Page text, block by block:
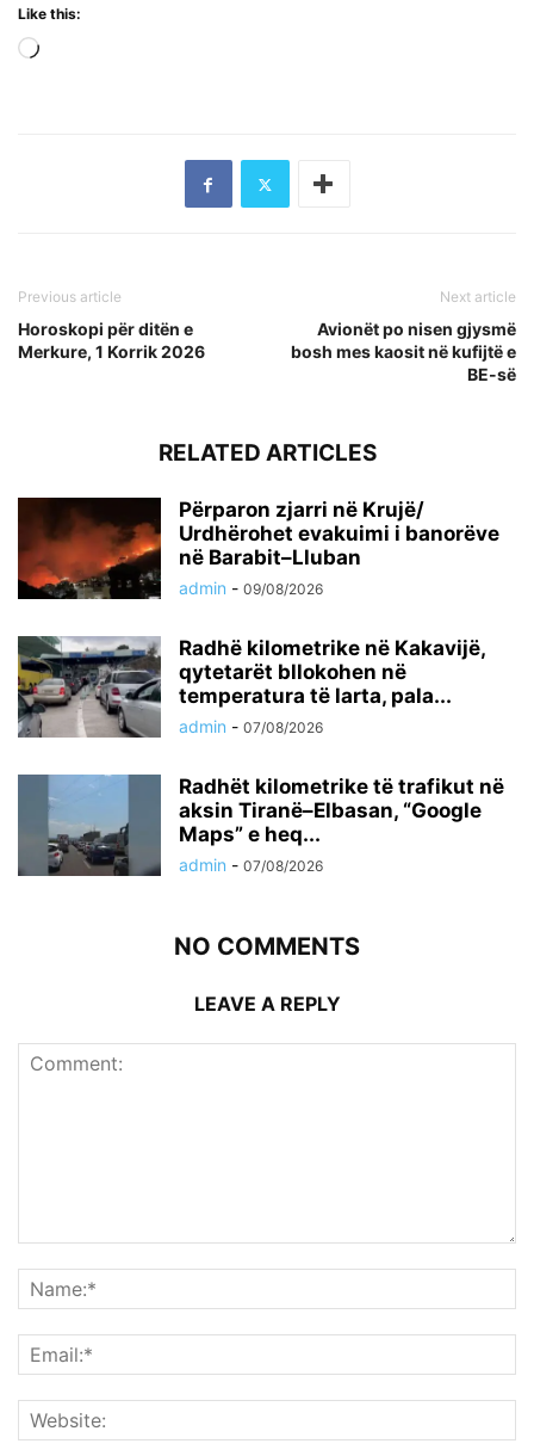
Like this:
Previous article
Horoskopi për ditën e
Merkure, 1 Korrik 2026
Next article
Avionët po nisen gjysmë
bosh mes kaosit në kufijtë e
BE-së
RELATED ARTICLES
Përparon zjarri në Krujë/
Urdhërohet evakuimi i banorëve
në Barabit–Lluban
admin - 09/08/2026
Radhë kilometrike në Kakavijë,
qytetarët bllokohen në
temperatura të larta, pala...
admin - 07/08/2026
Radhët kilometrike të trafikut në
aksin Tiranë–Elbasan, “Google
Maps” e heq...
admin - 07/08/2026
NO COMMENTS
LEAVE A REPLY